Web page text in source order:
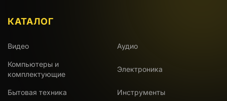
КАТАЛОГ
Видео Аудио
Компьютеры и
комплектующие
Электроника
Бытовая техника Инструменты